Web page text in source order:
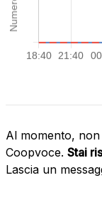
Al momento,
Coopvoce. Stai
Lascia un